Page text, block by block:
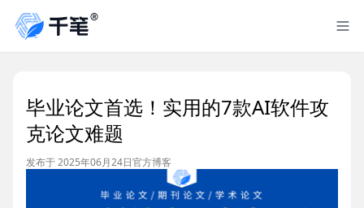
毕业论文首选！实用的7款AI软件攻
克论文难题
发布于 2025年06月24日官方博客